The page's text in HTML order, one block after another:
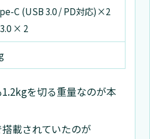
C (USB 3.0 / PD対応)×2
× 2
を切る重量なのが本
載されていたのが